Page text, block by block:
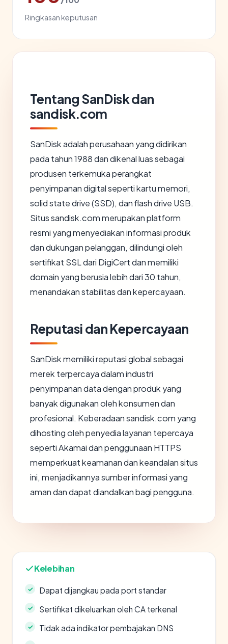
Ringkasan keputusan
Tentang SanDisk dan
sandisk.com
SanDisk adalah perusahaan yang didirikan
pada tahun 1988 dan dikenal luas sebagai
produsen terkemuka perangkat
penyimpanan digital seperti kartu memori,
solid state drive (SSD), dan flash drive USB.
Situs sandisk.com merupakan platform
resmi yang menyediakan informasi produk
dan dukungan pelanggan, dilindungi oleh
sertifikat SSL dari DigiCert dan memiliki
domain yang berusia lebih dari 30 tahun,
menandakan stabilitas dan kepercayaan.
Reputasi dan Kepercayaan
SanDisk memiliki reputasi global sebagai
merek terpercaya dalam industri
penyimpanan data dengan produk yang
banyak digunakan oleh konsumen dan
profesional. Keberadaan sandisk.com yang
dihosting oleh penyedia layanan tepercaya
seperti Akamai dan penggunaan HTTPS
memperkuat keamanan dan keandalan situs
ini, menjadikannya sumber informasi yang
aman dan dapat diandalkan bagi pengguna.
Kelebihan
Dapat dijangkau pada port standar
Sertifikat dikeluarkan oleh CA terkenal
Tidak ada indikator pembajakan DNS